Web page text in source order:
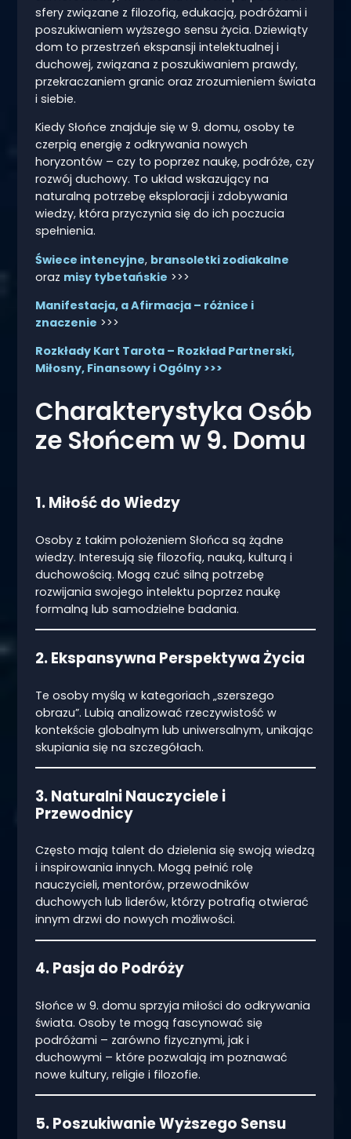
sfery związane z filozofią, edukacją, podróżami i
poszukiwaniem wyższego sensu życia. Dziewiąty
dom to przestrzeń ekspansji intelektualnej i
duchowej, związana z poszukiwaniem prawdy,
przekraczaniem granic oraz zrozumieniem świata
i siebie.
Kiedy Słońce znajduje się w 9. domu, osoby te
czerpią energię z odkrywania nowych
horyzontów – czy to poprzez naukę, podróże, czy
rozwój duchowy. To układ wskazujący na
naturalną potrzebę eksploracji i zdobywania
wiedzy, która przyczynia się do ich poczucia
spełnienia.
Świece intencyjne, bransoletki zodiakalne
oraz misy tybetańskie >>>
Manifestacja, a Afirmacja – różnice i
znaczenie >>>
Rozkłady Kart Tarota – Rozkład Partnerski,
Miłosny, Finansowy i Ogólny >>>
Charakterystyka Osób
ze Słońcem w 9. Domu
1. Miłość do Wiedzy
Osoby z takim położeniem Słońca są żądne
wiedzy. Interesują się filozofią, nauką, kulturą i
duchowością. Mogą czuć silną potrzebę
rozwijania swojego intelektu poprzez naukę
formalną lub samodzielne badania.
2. Ekspansywna Perspektywa Życia
Te osoby myślą w kategoriach „szerszego
obrazu”. Lubią analizować rzeczywistość w
kontekście globalnym lub uniwersalnym, unikając
skupiania się na szczegółach.
3. Naturalni Nauczyciele i
Przewodnicy
Często mają talent do dzielenia się swoją wiedzą
i inspirowania innych. Mogą pełnić rolę
nauczycieli, mentorów, przewodników
duchowych lub liderów, którzy potrafią otwierać
innym drzwi do nowych możliwości.
4. Pasja do Podróży
Słońce w 9. domu sprzyja miłości do odkrywania
świata. Osoby te mogą fascynować się
podróżami – zarówno fizycznymi, jak i
duchowymi – które pozwalają im poznawać
nowe kultury, religie i filozofie.
5. Poszukiwanie Wyższego Sensu